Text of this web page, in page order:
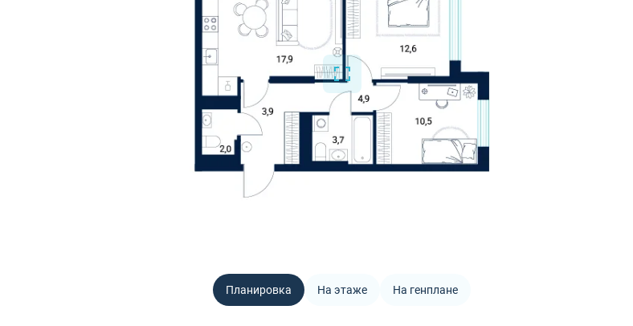
Планировка На этаже На генплане